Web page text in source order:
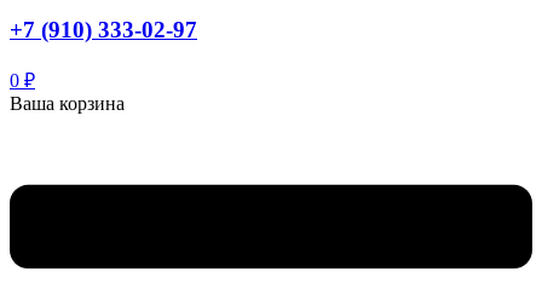
+7 (910) 333-02-97
0 ₽
Ваша корзина